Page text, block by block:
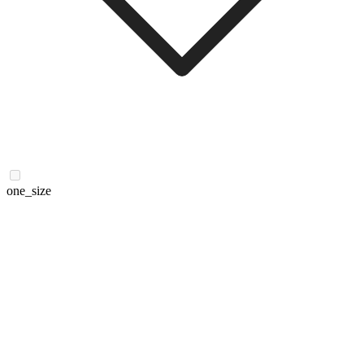
one_size